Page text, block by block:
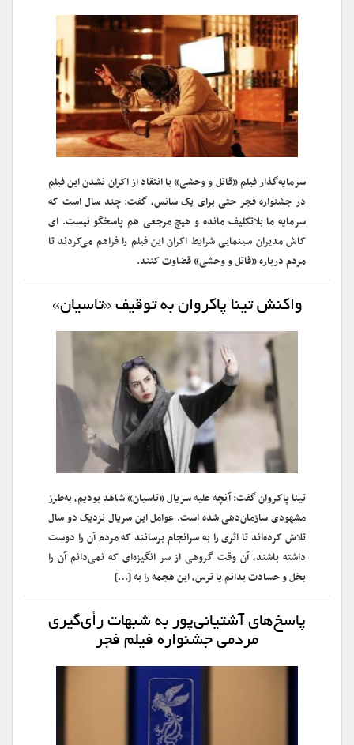
سرمایه‌گذار فیلم «قاتل و وحشی» با انتقاد از اکران نشدن این فیلم
در جشنواره فجر حتی برای یک سانس، گفت: چند سال است که
سرمایه ما بلاتکلیف مانده و هیچ مرجعی هم پاسخگو نیست. ای
کاش مدیران سینمایی شرایط اکران این فیلم را فراهم می‌کردند تا
مردم درباره «قاتل و وحشی» قضاوت کنند.
واکنش تینا پاکروان به توقیف «تاسیان»
تینا پاکروان گفت: آنچه علیه سریال «تاسیان» شاهد بودیم، به‌طرز
مشهودی سازمان‌دهی شده است. عوامل این سریال نزدیک دو سال
تلاش کرده‌اند تا اثری را به سرانجام برسانند که مردم آن را دوست
داشته باشند، آن وقت گروهی از سر انگیزه‌ای که نمی‌دانم آن را
بخل و حسادت بدانم یا ترس، این هجمه را به […]
پاسخ‌های آشتیانی‌پور به شبهات رأی‌گیری
مردمی جشنواره فیلم فجر